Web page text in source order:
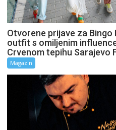
Otvorene prijave za Bingo
outfit s omiljenim
Crvenom tepihu Sarajevo
Magazin